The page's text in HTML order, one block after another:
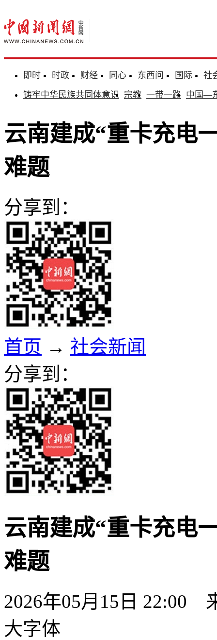
即时 时政 财经 同心 东西问 国际
社
铸牢中华民族共同体意识 宗教 一带一路 中国—
云南建成“重卡充电
难题
分享到：
首页 → 社会新闻
分享到：
云南建成“重卡充电
难题
2026年05月15日 22:00
大字体